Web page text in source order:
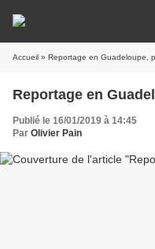
Accueil » Reportage en Guadeloupe,
Reportage en
Publié le 16/01/2019 à 14:45
Par Olivier Pain